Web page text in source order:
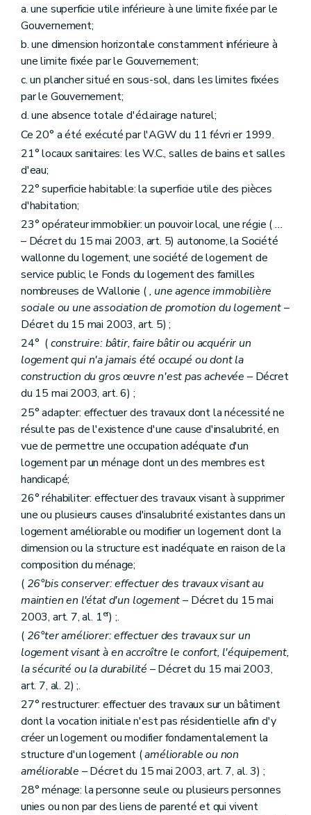
Art. 114
Sous-section 2
Art. 115
Sous-section 3 Du contrôle révisoral
Art. 116
Section 9 Du budget, de la comptabilité, des programmes d'investissements
Art. 117 à 126
Section 10
Art. 127
Art. 128
Art. 129
Chapitre II Des sociétés de logement de service public
Art. 130
Art. 131
Art. 132
Art. 133
Art. 134
Art. 135
Art. 136
Art. 137
Section 2 De la structure des sociétés de logement de service public
Sous-section première
Du capital
Art. 138
Sous-section 2 Du champ d'activités territorial, des fusions et des restructurations
Art. 139
Art. 140
Art. 141
Art. 142
Art. 143
Art. 144
Art. 145
Sous-section 3 De l'assemblée générale
Art. 146
Art. 147
Sous-section 4
Art. 148bis
Art. 148ter
Art. 148
Art. 148quinquies
Art. 149
Art. 150
Art. 151
Art. 152
Art. 152bis
Art. 152
Art. 152quater
Art. 152quinquies
Sous-section 5 Des comités consultatifs des locataires et des propriétaires
Art. 153
Art. 155
Art. 156
Art. 157
Sous-section 6 Du directeur-gérant
Art. 158
Art. 158bis
Art. 158ter
Sous-section 7 Du personnel
Art. 159
a. une superficie utile inférieure à une limite fixée par le
Gouvernement;
b. une dimension horizontale constamment inférieure à
une limite fixée par le Gouvernement;
c. un plancher situé en sous-sol, dans les limites fixées
par le Gouvernement;
d. une absence totale d'éclairage naturel;
Ce 20° a été exécuté par l'AGW du 11 févri er 1999.
21° locaux sanitaires: les W.C., salles de bains et salles
d'eau;
22° superficie habitable: la superficie utile des pièces
d'habitation;
23° opérateur immobilier: un pouvoir local, une régie (...
– Décret du 15 mai 2003, art. 5) autonome, la Société
wallonne du logement, une société de logement de
service public, le Fonds du logement des familles
nombreuses de Wallonie (, une agence immobilière
sociale ou une association de promotion du logement–
Décret du 15 mai 2003, art. 5) ;
24° (construire: bâtir, faire bâtir ou acquérir un
logement qui n'a jamais été occupé ou dont la
construction du gros œuvre n'est pas achevée – Décret
du 15 mai 2003, art. 6) ;
25° adapter: effectuer des travaux dont la nécessité ne
résulte pas de l'existence d'une cause d'insalubrité, en
vue de permettre une occupation adéquate d'un
logement par un ménage dont un des membres est
handicapé;
26° réhabiliter: effectuer des travaux visant à supprimer
une ou plusieurs causes d'insalubrité existantes dans un
logement améliorable ou modifier un logement dont la
dimension ou la structure est inadéquate en raison de la
composition du ménage;
( 26°bis conserver: effectuer des travaux visant au
maintien en l'état d'un logement– Décret du 15 mai
2003, art. 7, al. 1er) ;.
( 26°ter améliorer: effectuer des travaux sur un
logement visant à en accroître le confort, l'équipement,
la sécurité ou la durabilité – Décret du 15 mai 2003,
art. 7, al. 2) ;.
27° restructurer: effectuer des travaux sur un bâtiment
dont la vocation initiale n'est pas résidentielle afin d'y
créer un logement ou modifier fondamentalement la
structure d'un logement (améliorable ou non
améliorable – Décret du 15 mai 2003, art. 7, al. 3) ;
28° ménage: la personne seule ou plusieurs personnes
unies ou non par des liens de parenté et qui vivent